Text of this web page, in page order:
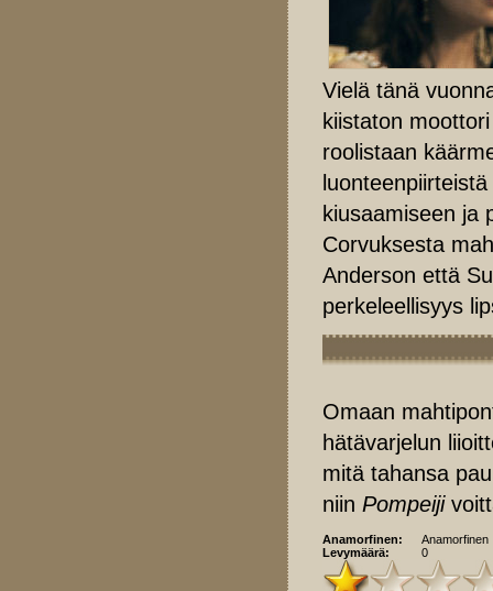
Vielä tänä
kiistaton
roolistaan
kiusaamiseen ja
Corvuksesta
Anderson että
perkeleellisyys
Omaan
hätävarjelun
mitä tahansa
niin Pompeiji
Anamorfinen:
Anamorfinen
Levymäärä:
0